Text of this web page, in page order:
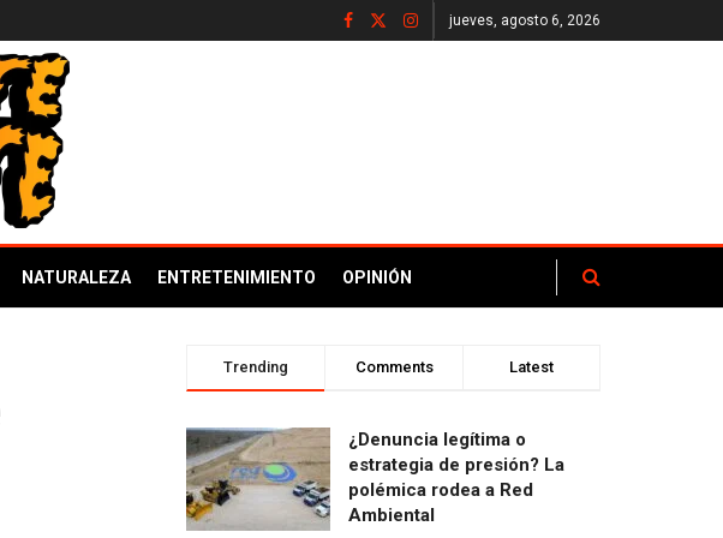
jueves, agosto 6, 2026
NATURALEZA ENTRETENIMIENTO OPINIÓN
Trending Comments Latest
¿Denuncia legítima o
estrategia de presión? La
polémica rodea a Red
Ambiental